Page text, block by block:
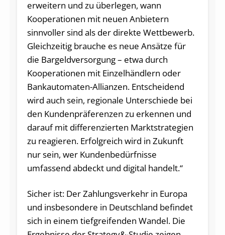
erweitern und zu überlegen, wann
Kooperationen mit neuen Anbietern
sinnvoller sind als der direkte Wettbewerb.
Gleichzeitig brauche es neue Ansätze für
die Bargeldversorgung – etwa durch
Kooperationen mit Einzelhändlern oder
Bankautomaten-Allianzen. Entscheidend
wird auch sein, regionale Unterschiede bei
den Kundenpräferenzen zu erkennen und
darauf mit differenzierten Marktstrategien
zu reagieren. Erfolgreich wird in Zukunft
nur sein, wer Kundenbedürfnisse
umfassend abdeckt und digital handelt.“
Sicher ist: Der Zahlungsverkehr in Europa
und insbesondere in Deutschland befindet
sich in einem tiefgreifenden Wandel. Die